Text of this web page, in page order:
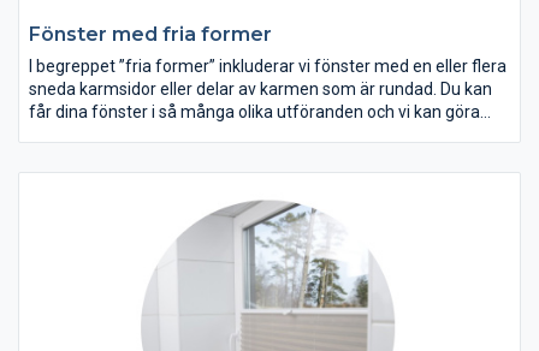
Fönster med fria former
I begreppet ”fria former” inkluderar vi fönster med en eller flera
sneda karmsidor eller delar av karmen som är rundad. Du kan
får dina fönster i så många olika utföranden och vi kan göra
effektiv service. Du får en unik prägel på ditt hus med runda
fönster/fria former på fönster.